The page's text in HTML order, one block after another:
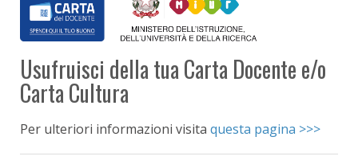
Usufruisci della tua Carta Docente e/o
Carta Cultura
Per ulteriori informazioni visita questa pagina >>>